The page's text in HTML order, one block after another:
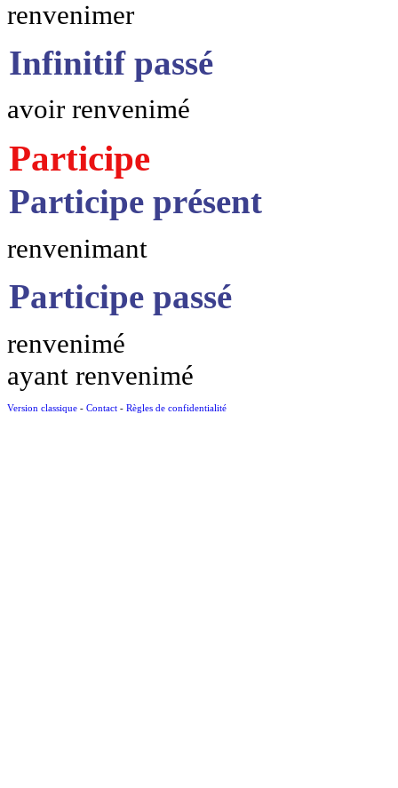
renvenimer
Infinitif passé
avoir renvenimé
Participe
Participe présent
renvenimant
Participe passé
renvenimé
ayant renvenimé
Version classique - Contact - Règles de confidentialité